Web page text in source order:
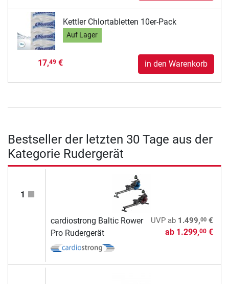
Kettler Chlortabletten 10er-Pack
Auf Lager
17,49€ in den Warenkorb
Bestseller der letzten 30 Tage aus der
Kategorie Rudergerät
1
cardiostrong Baltic Rower
Pro Rudergerät
UVPab 1.499,00€
ab 1.299,00€